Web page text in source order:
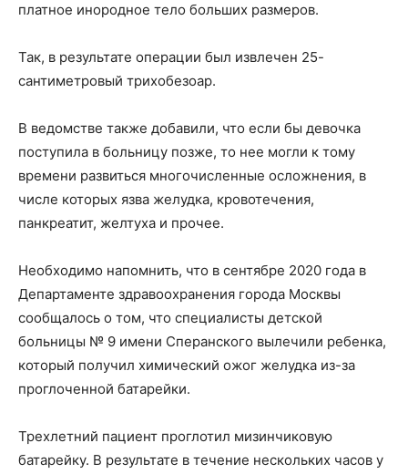
платное инородное тело больших размеров.
Так, в результате операции был извлечен 25-
сантиметровый трихобезоар.
В ведомстве также добавили, что если бы девочка
поступила в больницу позже, то нее могли к тому
времени развиться многочисленные осложнения, в
числе которых язва желудка, кровотечения,
панкреатит, желтуха и прочее.
Необходимо напомнить, что в сентябре 2020 года в
Департаменте здравоохранения города Москвы
сообщалось о том, что специалисты детской
больницы № 9 имени Сперанского вылечили ребенка,
который получил химический ожог желудка из-за
проглоченной батарейки.
Трехлетний пациент проглотил мизинчиковую
батарейку. В результате в течение нескольких часов у